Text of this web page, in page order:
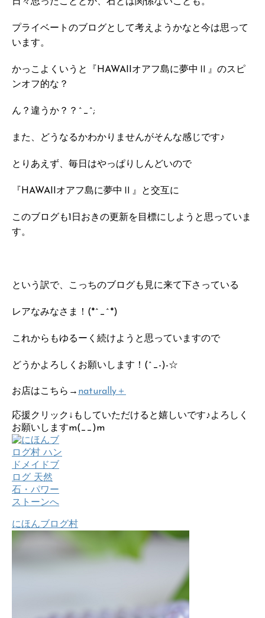
プライベートのブログとして考えようかなと今は思って
います。
かっこよくいうと『HAWAIIオアフ島に夢中Ⅱ』のスピ
ンオフ的な？
ん？違うか？？^_^;
また、どうなるかわかりませんがそんな感じです♪
とりあえず、毎日はやっぱりしんどいので
『HAWAIIオアフ島に夢中Ⅱ』と交互に
このブログも1日おきの更新を目標にしようと思っていま
す。
という訳で、こっちのブログも見に来て下さっている
レアなみなさま！(*^_^*)
これからもゆるーく続けようと思っていますので
どうかよろしくお願いします！(^_-)-☆
お店はこちら→ naturally＋
応援クリック↓もしていただけると嬉しいです♪よろしく
お願いしますm(__)m
にほんブログ村